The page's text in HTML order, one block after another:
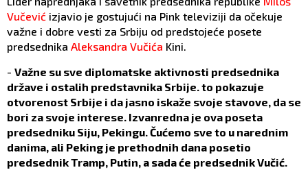
Vučević izjavio je gostujući na Pink televiziji da očekuje
važne i dobre vesti za Srbiju od predstojeće posete
predsednika Aleksandra Vučića Kini.
- Važne su sve diplomatske aktivnosti predsednika
države i ostalih predstavnika Srbije. to pokazuje
otvorenost Srbije i da jasno iskaže svoje stavove, da se
bori za svoje interese. Izvanredna je ova poseta
predsedniku Siju, Pekingu. Čućemo sve to u narednim
danima, ali Peking je prethodnih dana posetio
predsednik Tramp, Putin, a sada će predsednik Vučić.